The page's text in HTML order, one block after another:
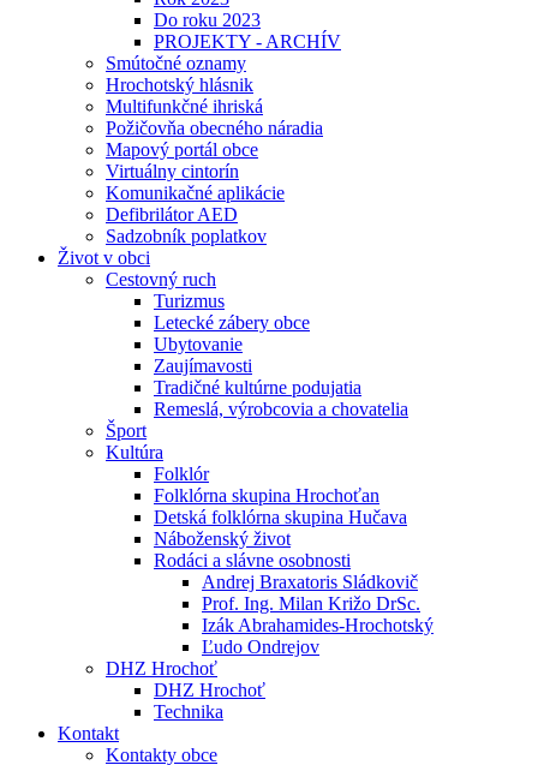
Do roku 2023
PROJEKTY - ARCHÍV
Smútočné oznamy
Hrochotský hlásnik
Multifunkčné ihriská
Požičovňa obecného náradia
Mapový portál obce
Virtuálny cintorín
Komunikačné aplikácie
Defibrilátor AED
Sadzobník poplatkov
Život v obci
Cestovný ruch
Turizmus
Letecké zábery obce
Ubytovanie
Zaujímavosti
Tradičné kultúrne podujatia
Remeslá, výrobcovia a chovatelia
Šport
Kultúra
Folklór
Folklórna skupina Hrochoťan
Detská folklórna skupina Hučava
Náboženský život
Rodáci a slávne osobnosti
Andrej Braxatoris Sládkovič
Prof. Ing. Milan Križo DrSc.
Izák Abrahamides-Hrochotský
Ľudo Ondrejov
DHZ Hrochoť
DHZ Hrochoť
Technika
Kontakt
Kontakty obce